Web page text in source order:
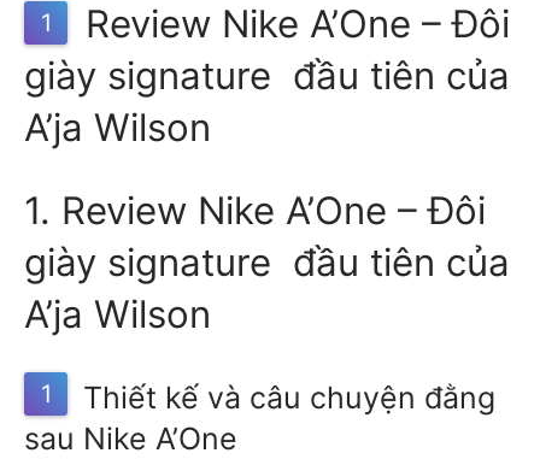
1
Review Nike A’One – Đôi
giày signature đầu tiên của
A’ja Wilson
1. Review Nike A’One – Đôi
giày signature đầu tiên của
A’ja Wilson
1
Thiết kế và câu chuyện đằng
sau Nike A’One